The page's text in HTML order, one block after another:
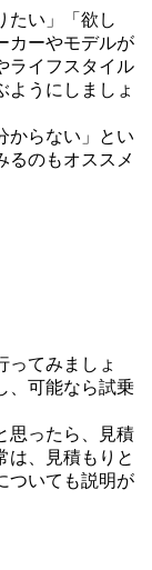
たい」「欲し
カーやモデルが
ライフスタイル
ようにしましょ
からない」とい
るのもオススメ
ってみましょ
、可能なら試乗
思ったら、見積
は、見積もりと
ついても説明が